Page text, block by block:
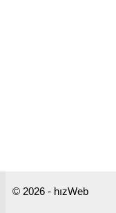
© 2026 - hızWeb